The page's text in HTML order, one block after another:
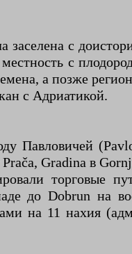
с
с
а позже
с Адриатикой.
Павловичей
Gradina в
торговые
до Dobrun на
на 11 нахия